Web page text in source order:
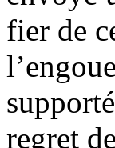
fier de
regret